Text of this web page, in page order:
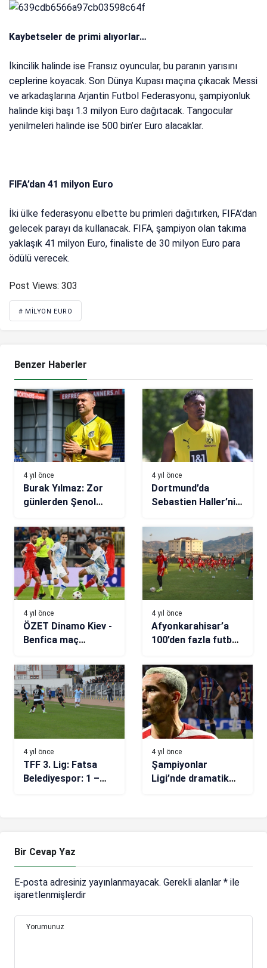
Kaybetseler de primi alıyorlar…
İkincilik halinde ise Fransız oyuncular, bu paranın yarısını
ceplerine koyacak. Son Dünya Kupası maçına çıkacak Messi
ve arkadaşlarına Arjantin Futbol Federasyonu, şampiyonluk
halinde kişi başı 1.3 milyon Euro dağıtacak. Tangocular
yenilmeleri halinde ise 500 bin’er Euro alacaklar.
FIFA’dan 41 milyon Euro
İki ülke federasyonu elbette bu primleri dağıtırken, FIFA’dan
gelecek parayı da kullanacak. FIFA, şampiyon olan takıma
yaklaşık 41 milyon Euro, finaliste de 30 milyon Euro para
ödülü verecek.
Post Views: 303
# MILYON EURO
Benzer Haberler
4 yıl önce
Burak Yılmaz: Zor
günlerden Şenol
4 yıl önce
Dortmund’da
Sebastien Haller’nin
başlıyor
4 yıl önce
ÖZET Dinamo Kiev -
Benfica maç
4 yıl önce
Afyonkarahisar’a
100’den fazla futbol
gelecek
4 yıl önce
TFF 3. Lig: Fatsa
Belediyespor: 1 –
4 yıl önce
Şampiyonlar
Ligi’nde dramatik
Bir Cevap Yaz
E-posta adresiniz yayınlanmayacak. Gerekli alanlar * ile
işaretlenmişlerdir
Yorumunuz